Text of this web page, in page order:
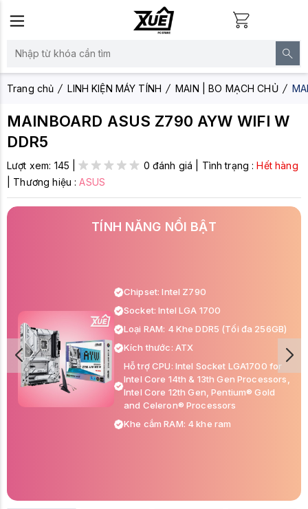
Trang chủ LINH KIỆN MÁY TÍNH MAIN | BO MẠCH CHỦ
MAINBOARD ASUS Z790 AYW WIFI W
DDR5
Lượt xem: 145 | 0 đánh giá Tình trạng :Hết hàng
Thương hiệu :ASUS
TÍNH NĂNG NỔI BẬT
Chipset: Intel Z790
Socket: Intel LGA 1700
Loại RAM: 4 Khe DDR5 (Tối đa 256GB)
Kích thước: ATX
Hỗ trợ CPU: Intel Socket LGA1700 for
Intel Core 14th & 13th Gen Processors,
Intel Core 12th Gen, Pentium® Gold
and Celeron® Processors
Khe cắm RAM: 4 khe ram